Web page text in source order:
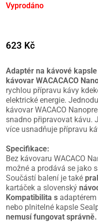
Vyprodáno
623 Kč
Adaptér na kávové
kávovar WACACACO
rychlou přípravu kávy
elektrické energie.
kávovar WACACO
snadno připravovat kávu.
více usnadňuje přípravu
Specifikace:
Bez kávovaru WACACO
možné a prodává se jako
Součástí balení je také
kartáček a slovenský
Kompatibilita s adaptérem
nebo plnitelné kapsle
nemusí fungovat správně.